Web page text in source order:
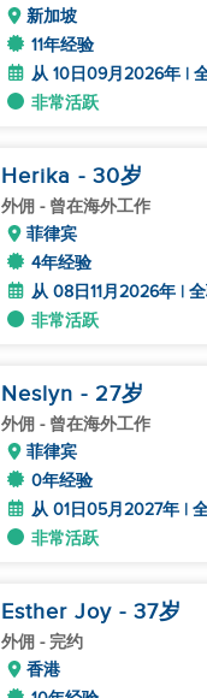
新加坡
11年经验
从 10日09月2026年 |
非常活跃
Herika - 30岁
外佣 - 曾在海外工作
菲律宾
4年经验
从 08日11月2026年 |
非常活跃
Neslyn - 27岁
外佣 - 曾在海外工作
菲律宾
0年经验
从 01日05月2027年 |
非常活跃
Esther Joy - 37岁
外佣 - 完约
香港